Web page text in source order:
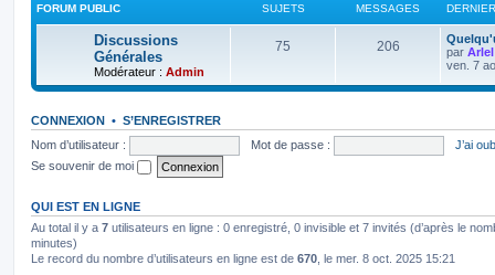
FORUM PUBLIC SUJETS MESSAGES
Discussions
Générales
Modérateur : Admin
75 206
par Arlel
ven. 7
CONNEXION • S’ENREGISTRER
Nom d’utilisateur :
Mot de passe :
J’ai
Se souvenir de moi
QUI EST EN LIGNE
Au total il y a 7 utilisateurs en ligne : 0 enregistré, 0 invisible et 7 invités (d’après le
minutes)
Le record du nombre d’utilisateurs en ligne est de 670 , le mer. 8 oct. 2025 15:21